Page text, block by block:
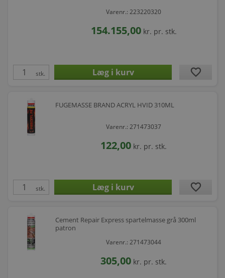
Varenr.: 223220320
154.155,00 kr. pr. stk.
stk. favorite
FUGEMASSE BRAND ACRYL HVID 310ML
Varenr.: 271473037
122,00 kr. pr. stk.
stk. favorite
Cement Repair Express spartelmasse grå 300ml
patron
Varenr.: 271473044
305,00 kr. pr. stk.